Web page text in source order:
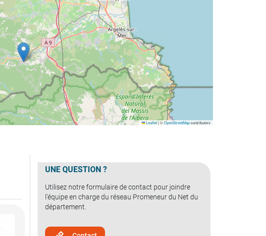
Leaflet|©OpenStreetMapcontributors
UNE QUESTION ?
Utilisez notre formulaire de contact pour joindre
l'équipe en charge du réseau Promeneur du Net du
département.